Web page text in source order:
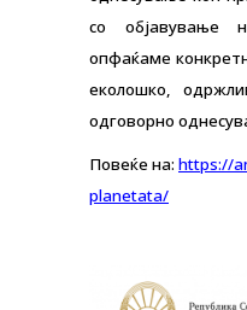
со објавување
опфаќаме
еколошко,
одговорно
Повеќе на: https://
planetata/